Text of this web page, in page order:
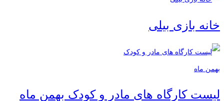
خانه بازی بیلی
لیست کارگاه های مادر و کودک بهمن ماه